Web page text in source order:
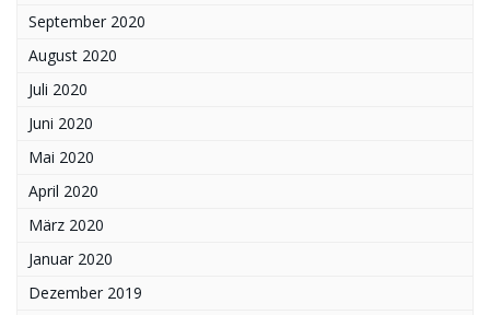
September 2020
August 2020
Juli 2020
Juni 2020
Mai 2020
April 2020
März 2020
Januar 2020
Dezember 2019